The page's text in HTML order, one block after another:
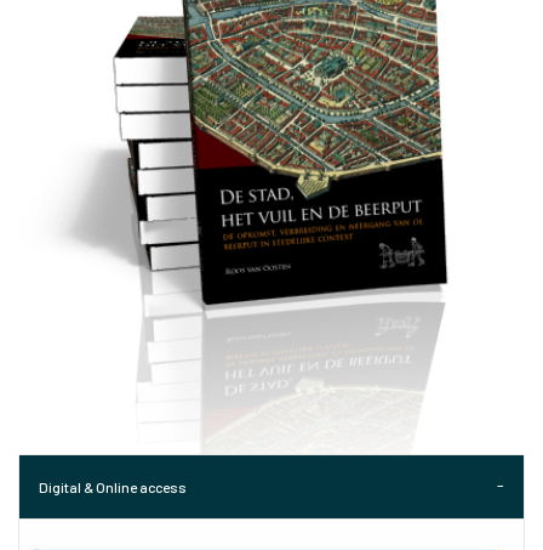
Digital & Online access